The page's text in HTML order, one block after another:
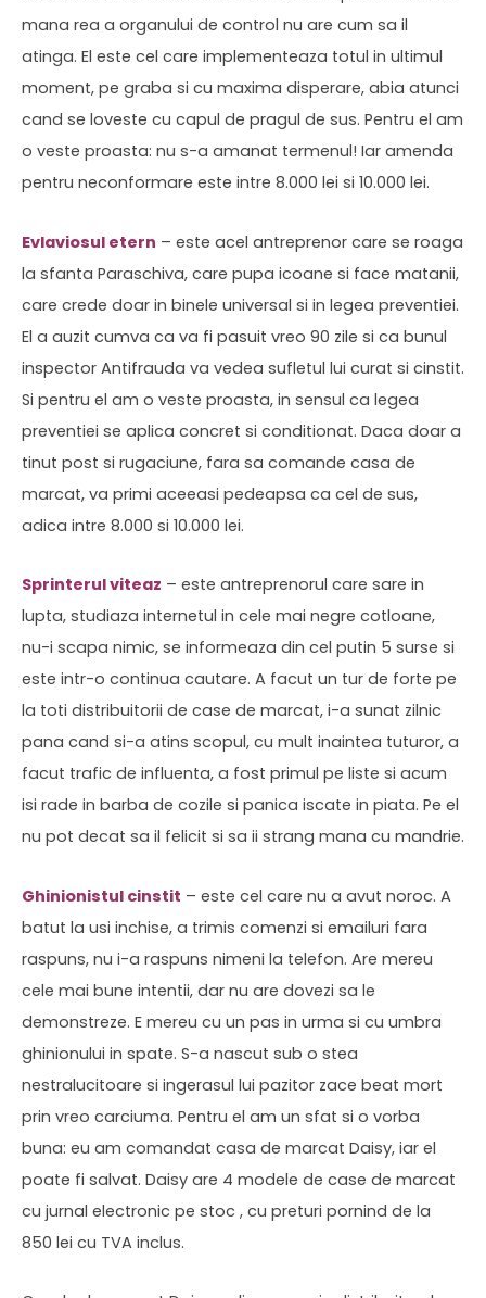
mana rea a organului de control nu are cum sa il
atinga. El este cel care implementeaza totul in ultimul
moment, pe graba si cu maxima disperare, abia atunci
cand se loveste cu capul de pragul de sus. Pentru el am
o veste proasta: nu s-a amanat termenul! Iar amenda
pentru neconformare este intre 8.000 lei si 10.000 lei.
Evlaviosul etern – este acel antreprenor care se roaga
la sfanta Paraschiva, care pupa icoane si face matanii,
care crede doar in binele universal si in legea preventiei.
El a auzit cumva ca va fi pasuit vreo 90 zile si ca bunul
inspector Antifrauda va vedea sufletul lui curat si cinstit.
Si pentru el am o veste proasta, in sensul ca legea
preventiei se aplica concret si conditionat. Daca doar a
tinut post si rugaciune, fara sa comande casa de
marcat, va primi aceeasi pedeapsa ca cel de sus,
adica intre 8.000 si 10.000 lei.
Sprinterul viteaz – este antreprenorul care sare in
lupta, studiaza internetul in cele mai negre cotloane,
nu-i scapa nimic, se informeaza din cel putin 5 surse si
este intr-o continua cautare. A facut un tur de forte pe
la toti distribuitorii de case de marcat, i-a sunat zilnic
pana cand si-a atins scopul, cu mult inaintea tuturor, a
facut trafic de influenta, a fost primul pe liste si acum
isi rade in barba de cozile si panica iscate in piata. Pe el
nu pot decat sa il felicit si sa ii strang mana cu mandrie.
Ghinionistul cinstit – este cel care nu a avut noroc. A
batut la usi inchise, a trimis comenzi si emailuri fara
raspuns, nu i-a raspuns nimeni la telefon. Are mereu
cele mai bune intentii, dar nu are dovezi sa le
demonstreze. E mereu cu un pas in urma si cu umbra
ghinionului in spate. S-a nascut sub o stea
nestralucitoare si ingerasul lui pazitor zace beat mort
prin vreo carciuma. Pentru el am un sfat si o vorba
buna: eu am comandat casa de marcat Daisy, iar el
poate fi salvat. Daisy are 4 modele de case de marcat
cu jurnal electronic pe stoc , cu preturi pornind de la
850 lei cu TVA inclus.